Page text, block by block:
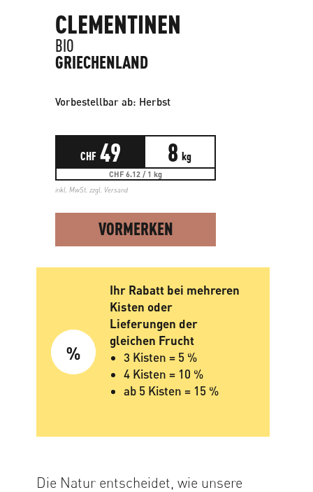
CLEMENTINEN
BIO
GRIECHENLAND
Vorbestellbar ab: Herbst
CHF 49 8 kg
CHF 6.12 / 1 kg
inkl. MwSt. zzgl. Versand
VORMERKEN
Ihr Rabatt bei mehreren
Kisten oder
Lieferungen der
gleichen Frucht
3 Kisten = 5 %
4 Kisten = 10 %
ab 5 Kisten = 15 %
Die Natur entscheidet, wie unsere